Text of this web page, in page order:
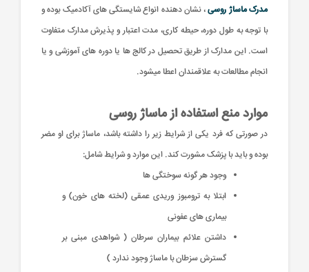
مدرک ماساژ روسی، نشان دهنده انواع شایستگی های آکادمیک بوده و
با توجه به طول دوره، حیطه کاری، مدت اعتبار و پذیرش مدارک متفاوت
است. این مدارک از طریق تحصیل در کالج ها یا دوره های آموزشی و یا
انجام مطالعات به علاقمندان اعطا میشود.
موارد منع استفاده از ماساژ روسی
در صورتی که فرد یکی از شرایط زیر را داشته باشد، ماساژ برای او مضر
بوده و باید با پزشک مشورت کند. این موارد و شرایط شامل:
وجود هر گونه سوختگی ها
ابتلا به ترومبوز وریدی عمقی (لخته های خون) و
بیماری های عفونی
داشتن علائم بیماران سرطان ( شواهدی مبنی بر
گسترش سزطان با ماساژ وجود ندارد )